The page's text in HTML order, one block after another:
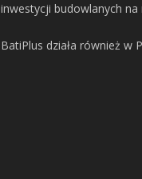
inwestycji budowlanych na
BatiPlus działa również w